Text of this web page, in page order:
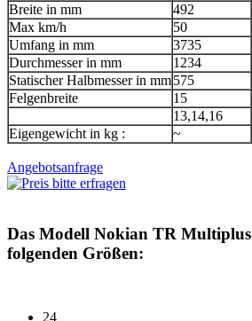
Breite in mm
492
Max km/h
50
Umfang in mm
3735
Durchmesser in mm
1234
Statischer Halbmesser in mm575
Felgenbreite
15
13,14,16
Eigengewicht in kg :
~
Angebotsanfrage
Das Modell Nokian TR Multiplus
folgenden Größen:
24